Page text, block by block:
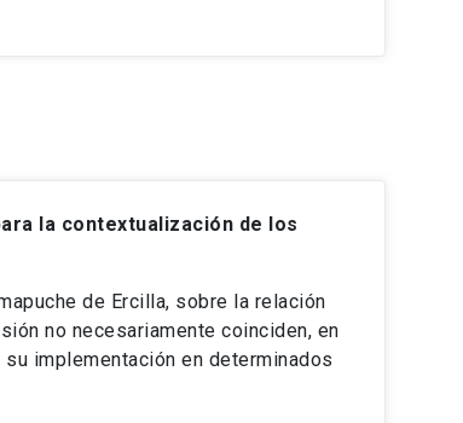
la contextualización de los
de Ercilla, sobre la relación
no necesariamente coinciden, en
implementación en determinados